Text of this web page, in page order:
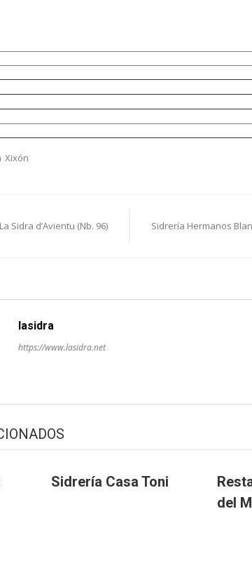
Xixón
La Sidra d’Avientu (Nb. 96) Sidrería Hermanos
lasidra
https://www.lasidra.net
Sidrería Casa Toni
del